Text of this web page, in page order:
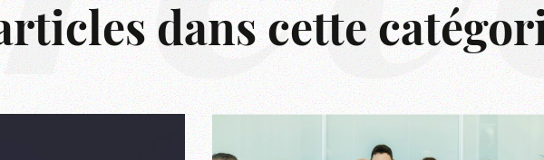
dans cette